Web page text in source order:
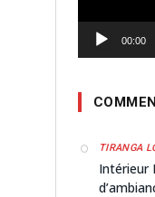
00:00
TIRANGA
Intérieur